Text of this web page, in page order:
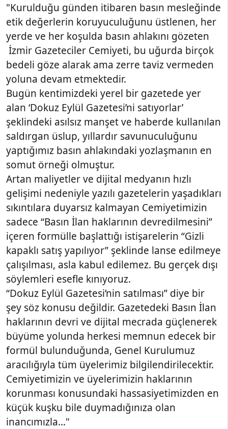
"Kurulduğu günden itibaren basın mesleğinde
etik değerlerin koruyuculuğunu üstlenen, her
yerde ve her koşulda basın ahlakını gözeten
İzmir Gazeteciler Cemiyeti, bu uğurda birçok
bedeli göze alarak ama zerre taviz vermeden
yoluna devam etmektedir.
Bugün kentimizdeki yerel bir gazetede yer
alan ‘Dokuz Eylül Gazetesi’ni satıyorlar’
şeklindeki asılsız manşet ve haberde kullanılan
saldırgan üslup, yıllardır savunuculuğunu
yaptığımız basın ahlakındaki yozlaşmanın en
somut örneği olmuştur.
Artan maliyetler ve dijital medyanın hızlı
gelişimi nedeniyle yazılı gazetelerin yaşadıkları
sıkıntılara duyarsız kalmayan Cemiyetimizin
sadece “Basın İlan haklarının devredilmesini”
içeren formülle başlattığı istişarelerin “Gizli
kapaklı satış yapılıyor” şeklinde lanse edilmeye
çalışılması, asla kabul edilemez. Bu gerçek dışı
söylemleri esefle kınıyoruz.
“Dokuz Eylül Gazetesi’nin satılması” diye bir
şey söz konusu değildir. Gazetedeki Basın İlan
haklarının devri ve dijital mecrada güçlenerek
büyüme yolunda herkesi memnun edecek bir
formül bulunduğunda, Genel Kurulumuz
aracılığıyla tüm üyelerimiz bilgilendirilecektir.
Cemiyetimizin ve üyelerimizin haklarının
korunması konusundaki hassasiyetimizden en
küçük kuşku bile duymadığınıza olan
inancımızla…"